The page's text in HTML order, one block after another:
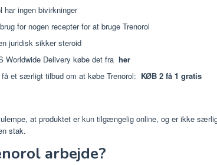
har ingen bivirkninger
for nogen recepter for at bruge Trenorol
juridisk sikker steroid
Worldwide Delivery købe det fra her
få et særligt tilbud om at købe Trenorol: KØB 2 få 1 gratis
at produktet er kun tilgængelig online, og er ikke
stak.
arbejde?